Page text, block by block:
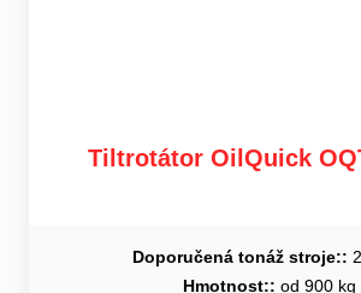
Tiltrotátor OilQuick
Doporučená tonáž stroje::
Hmotnost:: od 900 kg